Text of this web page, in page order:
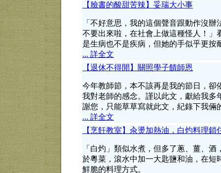
【臉書的酸甜苦辣】妥瑞大小事
「不好意思，我的這個聲音跟動作沒
不要出來啦，在社會上做這種怪人！
是生病也不是疾病，但她的手似乎更按
... 詳全文
【退休不得閒】關照學子饋師恩
今年教師節，本不該再是我的節日，
我對老師的感念。謹以此文，獻給我
謝您，只能草草寫就此文，紀錄下我倆
... 詳全文
【烹飪教室】汆燙加熱油，白灼料理鎖
「白灼」類似水煮，但多了蔥、薑、
於粵菜，滾水中加一大匙鹽和油，在
鮮脆的料理方式。